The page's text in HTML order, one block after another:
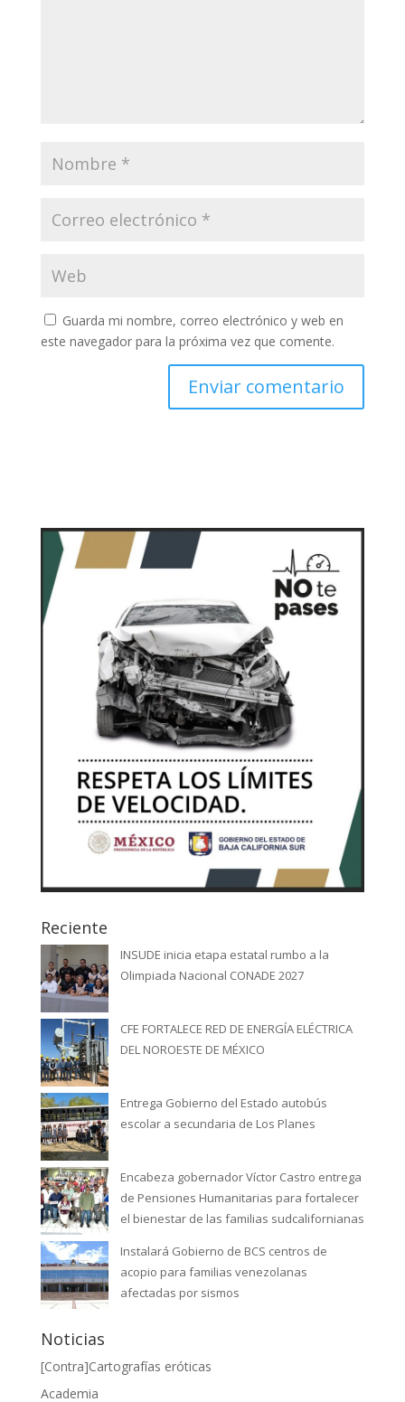
Guarda mi nombre, correo electrónico y web en
este navegador para la próxima vez que comente.
Reciente
INSUDE inicia etapa estatal rumbo a la
Olimpiada Nacional CONADE 2027
CFE FORTALECE RED DE ENERGÍA ELÉCTRICA
DEL NOROESTE DE MÉXICO
Entrega Gobierno del Estado autobús
escolar a secundaria de Los Planes
Encabeza gobernador Víctor Castro entrega
de Pensiones Humanitarias para fortalecer
el bienestar de las familias sudcalifornianas
Instalará Gobierno de BCS centros de
acopio para familias venezolanas
afectadas por sismos
Noticias
[Contra]Cartografías eróticas
Academia